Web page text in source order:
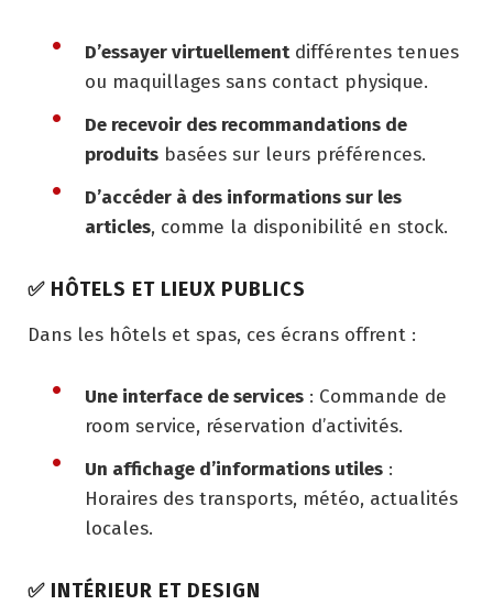
D’essayer virtuellementdifférentes tenues
ou maquillages sans contact physique.
De recevoir des recommandations de
produits basées sur leurs préférences.
D’accéder à des informations sur les
articles, comme la disponibilité en stock.
✅ HÔTELS ET LIEUX PUBLICS
Dans les hôtels et spas, ces écrans offrent :
Une interface de services : Commande de
room service, réservation d’activités.
Un affichage d’informations utiles :
Horaires des transports, météo, actualités
locales.
✅ INTÉRIEUR ET DESIGN